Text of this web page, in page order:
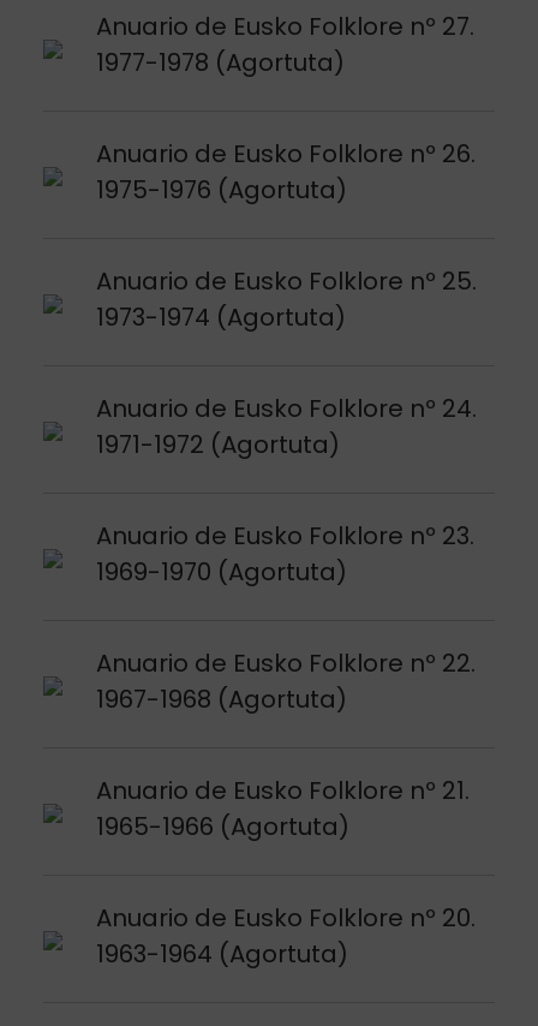
Anuario de Eusko Folklore nº 27.
1977-1978 (Agortuta)
Argitalpena ikusi
Anuario de Eusko Folklore nº 26.
1975-1976 (Agortuta)
Argitalpena ikusi
Anuario de Eusko Folklore nº 25.
1973-1974 (Agortuta)
Argitalpena ikusi
Anuario de Eusko Folklore nº 24.
1971-1972 (Agortuta)
Argitalpena ikusi
Anuario de Eusko Folklore nº 23.
1969-1970 (Agortuta)
Argitalpena ikusi
Anuario de Eusko Folklore nº 22.
1967-1968 (Agortuta)
Argitalpena ikusi
Anuario de Eusko Folklore nº 21.
1965-1966 (Agortuta)
Argitalpena ikusi
Anuario de Eusko Folklore nº 20.
1963-1964 (Agortuta)
Argitalpena ikusi